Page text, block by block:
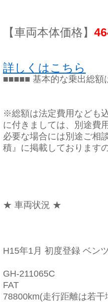
【車両本体価格】
詳しくはこちら
■■■■■ 基本的な乗出総
※総額は法定費用なども
に付きましては、別途費
必要な場合には別途ご相
積』に掲載しております
★ 車両状況 ★
H15年1月 初度登録 ベン
GH-211065C
FAT
78800km(走行距離は若干